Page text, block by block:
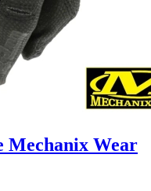
Mechanix Wear